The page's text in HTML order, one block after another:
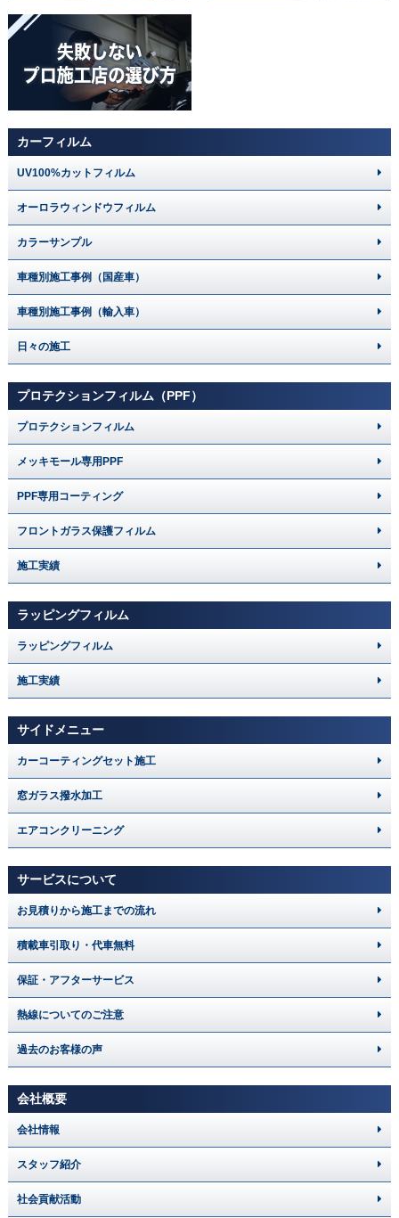
カーフィルム
UV100%カットフィルム
オーロラウィンドウフィルム
カラーサンプル
車種別施工事例（国産車）
車種別施工事例（輸入車）
日々の施工
プロテクションフィルム（PPF）
プロテクションフィルム
メッキモール専用PPF
PPF専用コーティング
フロントガラス保護フィルム
施工実績
ラッピングフィルム
ラッピングフィルム
施工実績
サイドメニュー
カーコーティングセット施工
窓ガラス撥水加工
エアコンクリーニング
サービスについて
お見積りから施工までの流れ
積載車引取り・代車無料
保証・アフターサービス
熱線についてのご注意
過去のお客様の声
会社概要
会社情報
スタッフ紹介
社会貢献活動